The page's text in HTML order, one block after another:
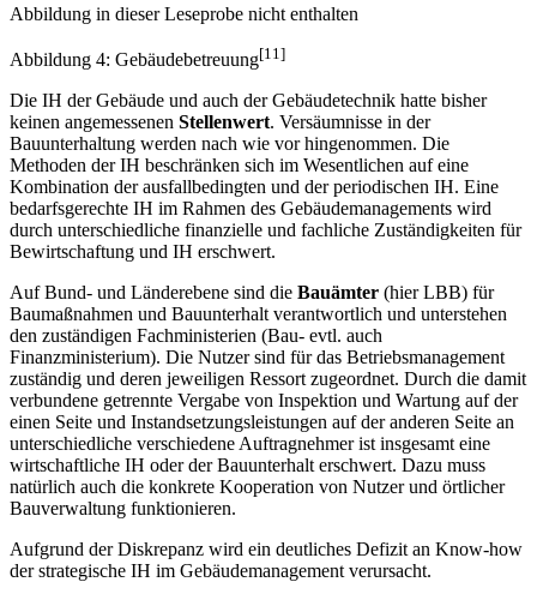
Abbildung in dieser Leseprobe nicht enthalten
Abbildung 4: Gebäudebetreuung[11]
Die IH der Gebäude und auch der Gebäudetechnik hatte bisher
keinen angemessenen Stellenwert. Versäumnisse in der
Bauunterhaltung werden nach wie vor hingenommen. Die
Methoden der IH beschränken sich im Wesentlichen auf eine
Kombination der ausfallbedingten und der periodischen IH. Eine
bedarfsgerechte IH im Rahmen des Gebäudemanagements wird
durch unterschiedliche finanzielle und fachliche Zuständigkeiten für
Bewirtschaftung und IH erschwert.
Auf Bund- und Länderebene sind die Bauämter (hier LBB) für
Baumaßnahmen und Bauunterhalt verantwortlich und unterstehen
den zuständigen Fachministerien (Bau- evtl. auch
Finanzministerium). Die Nutzer sind für das Betriebsmanagement
zuständig und deren jeweiligen Ressort zugeordnet. Durch die damit
verbundene getrennte Vergabe von Inspektion und Wartung auf der
einen Seite und Instandsetzungsleistungen auf der anderen Seite an
unterschiedliche verschiedene Auftragnehmer ist insgesamt eine
wirtschaftliche IH oder der Bauunterhalt erschwert. Dazu muss
natürlich auch die konkrete Kooperation von Nutzer und örtlicher
Bauverwaltung funktionieren.
Aufgrund der Diskrepanz wird ein deutliches Defizit an Know-how
der strategische IH im Gebäudemanagement verursacht.